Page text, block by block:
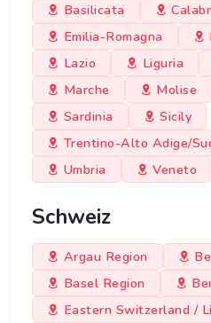
Basilicata
Emilia-Romagna
Lazio
Liguria
Marche
Molise
Sardinia
Sicily
Trentino-Alto Adige/
Umbria
Veneto
Schweiz
Argau Region
Basel Region
Eastern Switzerland /